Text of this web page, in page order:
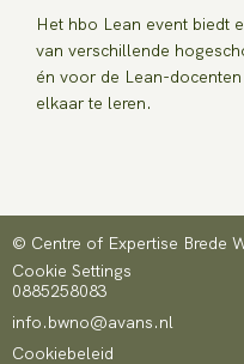
Het hbo Lean event biedt
van verschillende
én voor de Lean-
elkaar te leren.
© Centre of Expertise Brede
Cookie Settings
0885258083
info.bwno@avans.nl
Cookiebeleid